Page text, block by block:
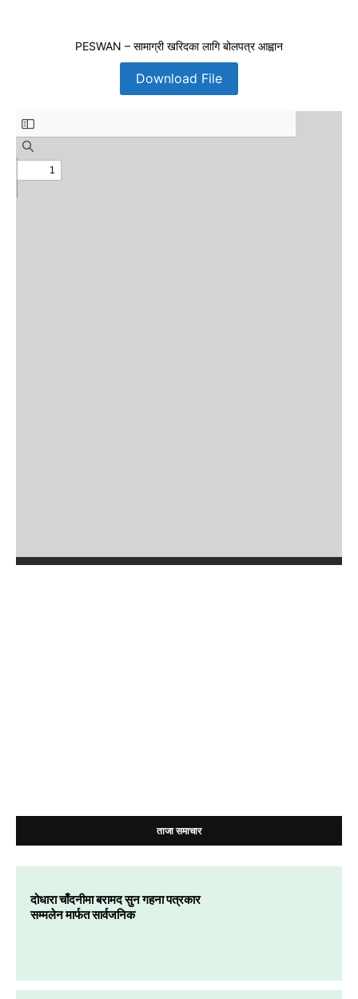
PESWAN – सामाग्री खरिदका लागि बोलपत्र आह्वान
Download File
ताजा समाचार
दोधारा चाँदनीमा बरामद सुन गहना पत्रकार
सम्मलेन मार्फत सार्वजनिक